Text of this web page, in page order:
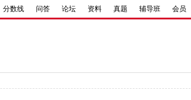
分数线 问答 论坛 资料 真题 辅导班 会员